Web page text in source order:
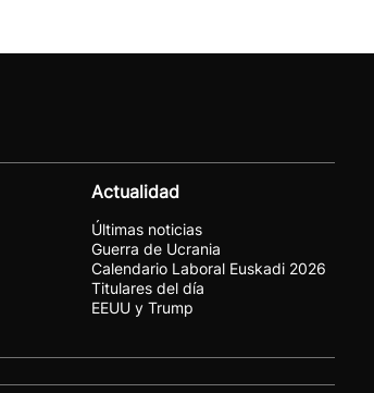
Actualidad
Últimas noticias
Guerra de Ucrania
Calendario Laboral Euskadi 2026
Titulares del día
EEUU y Trump